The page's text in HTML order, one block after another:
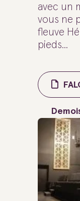
avec un
vous ne
fleuve
pieds...